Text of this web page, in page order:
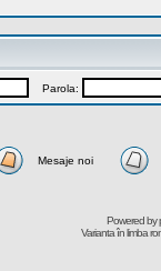
Parola:
Mesaje noi
Powered by
Varianta în limba